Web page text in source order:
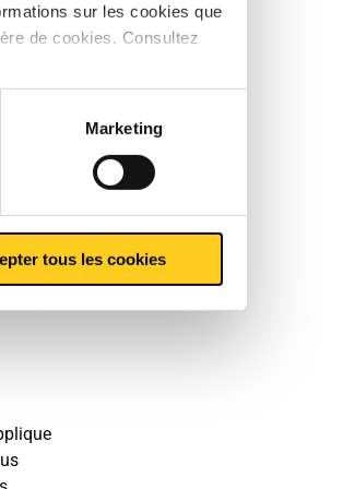
sur les cookies que
de cookies. Consultez
Marketing
tous les cookies
sauf